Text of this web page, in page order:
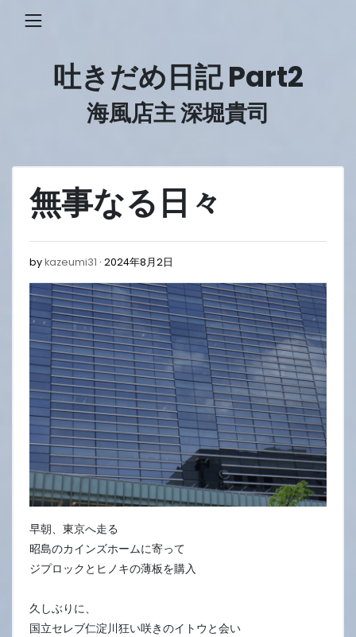
吐きだめ日記 Part2
海風店主 深堀貴司
無事なる日々
bykazeumi31 2024年8月2日
8
2
日
早朝、東京へ走る
昭島のカインズホームに寄って
ジプロックとヒノキの薄板を購入
久しぶりに、
国立セレブ仁淀川狂い咲きのイトウと会い